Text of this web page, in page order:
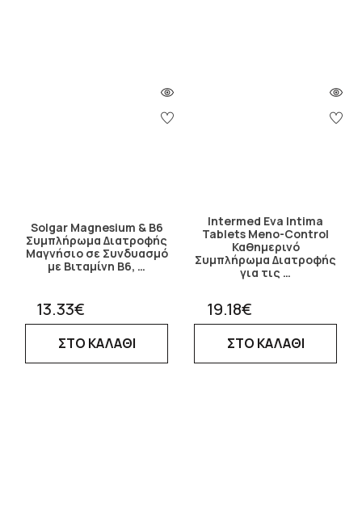
Solgar Magnesium & B6
Συμπλήρωμα Διατροφής
Μαγνήσιο σε Συνδυασμό
με Βιταμίνη Β6, …
13.33€
ΣΤΟ ΚΑΛΑΘΙ
Intermed Eva Intima
Tablets Meno-Control
Καθημερινό
Συμπλήρωμα Διατροφής
για τις …
19.18€
ΣΤΟ ΚΑΛΑΘΙ